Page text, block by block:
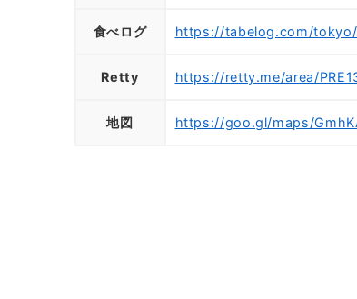
食べログ https://tabelog.com/
Retty https://retty.me/area/
地図 https://goo.gl/maps/